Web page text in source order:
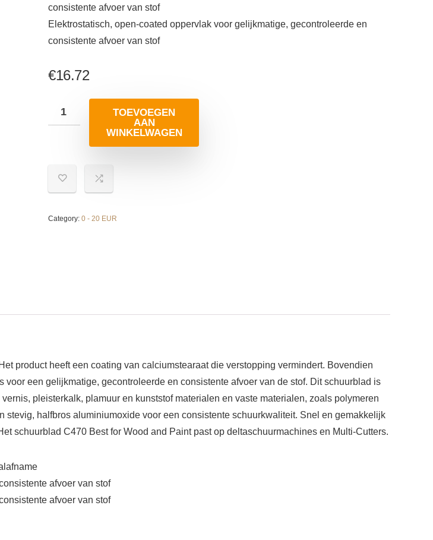
consistente afvoer van stof
Elektrostatisch, open-coated oppervlak voor gelijkmatige, gecontroleerde en
consistente afvoer van stof
€16.72
TOEVOEGEN
AAN
WINKELWAGEN
Category: 0 - 20 EUR
product heeft een coating van calciumstearaat die verstopping vermindert. Bovendien
een gelijkmatige, gecontroleerde en consistente afvoer van de stof. Dit schuurblad is
pleisterkalk, plamuur en kunststof materialen en vaste materialen, zoals polymeren
stevig, halfbros aluminiumoxide voor een consistente schuurkwaliteit. Snel en gemakkelijk
schuurblad C470 Best for Wood and Paint past op deltaschuurmachines en Multi-Cutters.
afvoer van stof
afvoer van stof